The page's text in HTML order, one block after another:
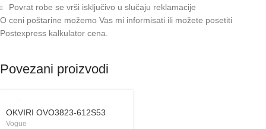
Povrat robe se vrši isključivo u slučaju reklamacije
O ceni poštarine možemo Vas mi informisati ili možete posetiti
Postexpress kalkulator cena.
Povezani proizvodi
OKVIRI OVO3823-612S53
Vogue